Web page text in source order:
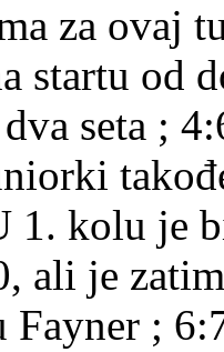
za ovaj
startu od
seta ;
1. kolu je
ali je
Fayner ;